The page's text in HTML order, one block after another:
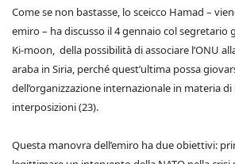
Come se non bastasse, lo sceicco Hamad –
emiro – ha discusso il 4 gennaio col segretario
Ki-moon, della possibilità di associare l’ONU
araba in Siria, perché quest’ultima possa
dell’organizzazione internazionale in materia
interposizioni (23).
Questa manovra dell’emiro ha due obiettivi: